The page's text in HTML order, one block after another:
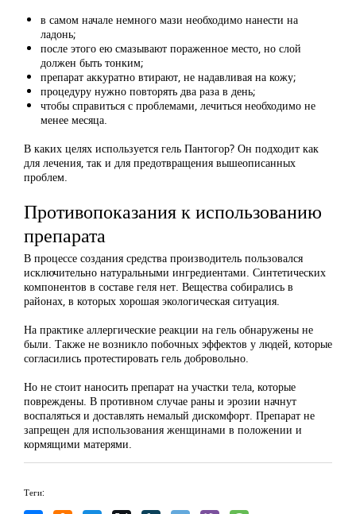
в самом начале немного мази необходимо нанести на
ладонь;
после этого ею смазывают пораженное место, но слой
должен быть тонким;
препарат аккуратно втирают, не надавливая на кожу;
процедуру нужно повторять два раза в день;
чтобы справиться с проблемами, лечиться необходимо не
менее месяца.
В каких целях используется гель Пантогор? Он подходит как
для лечения, так и для предотвращения вышеописанных
проблем.
Противопоказания к использованию
препарата
В процессе создания средства производитель пользовался
исключительно натуральными ингредиентами. Синтетических
компонентов в составе геля нет. Вещества собирались в
районах, в которых хорошая экологическая ситуация.
На практике аллергические реакции на гель обнаружены не
были. Также не возникло побочных эффектов у людей, которые
согласились протестировать гель добровольно.
Но не стоит наносить препарат на участки тела, которые
повреждены. В противном случае раны и эрозии начнут
воспаляться и доставлять немалый дискомфорт. Препарат не
запрещен для использования женщинами в положении и
кормящими матерями.
Теги: